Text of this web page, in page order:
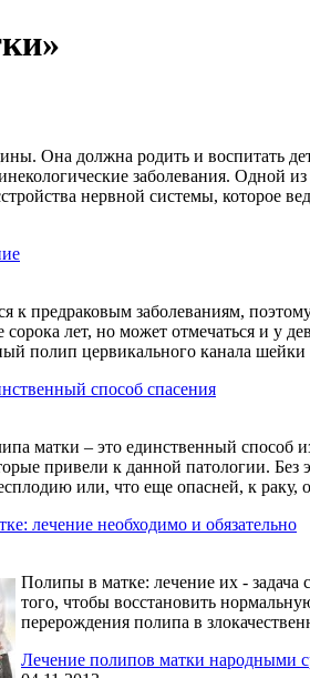
Она должна родить и воспитать
заболевания. Одной
нервной системы, которое
к предраковым заболеваниям,
лет, но может отмечаться и у
полип цервикального канала шейки
способ спасения
матки – это единственный способ
привели к данной патологии. Без
или, что еще опасней, к
лечение необходимо и обязательно
Полипы в матке: лечение их -
того, чтобы восстановить
перерождения полипа в
Лечение полипов матки народными